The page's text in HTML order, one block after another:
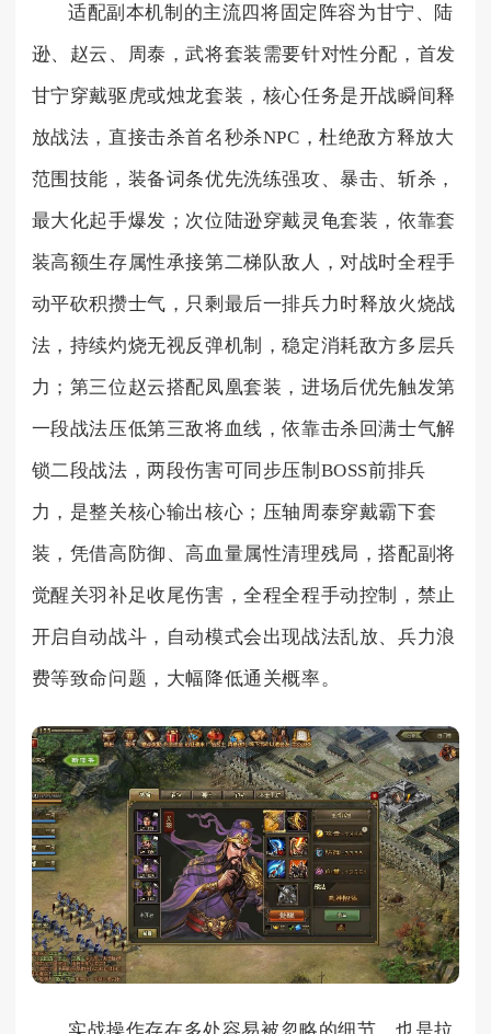
适配副本机制的主流四将固定阵容为甘宁、陆
逊、赵云、周泰，武将套装需要针对性分配，首发
甘宁穿戴驱虎或烛龙套装，核心任务是开战瞬间释
放战法，直接击杀首名秒杀NPC，杜绝敌方释放大
范围技能，装备词条优先洗练强攻、暴击、斩杀，
最大化起手爆发；次位陆逊穿戴灵龟套装，依靠套
装高额生存属性承接第二梯队敌人，对战时全程手
动平砍积攒士气，只剩最后一排兵力时释放火烧战
法，持续灼烧无视反弹机制，稳定消耗敌方多层兵
力；第三位赵云搭配凤凰套装，进场后优先触发第
一段战法压低第三敌将血线，依靠击杀回满士气解
锁二段战法，两段伤害可同步压制BOSS前排兵
力，是整关核心输出核心；压轴周泰穿戴霸下套
装，凭借高防御、高血量属性清理残局，搭配副将
觉醒关羽补足收尾伤害，全程全程手动控制，禁止
开启自动战斗，自动模式会出现战法乱放、兵力浪
费等致命问题，大幅降低通关概率。